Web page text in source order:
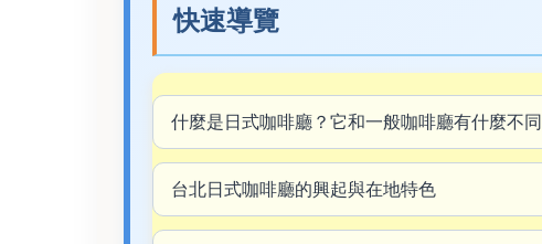
快速導覽
什麼是日式咖啡廳？它和一般咖啡廳有什麼不同
台北日式咖啡廳的興起與在地特色